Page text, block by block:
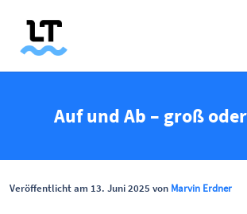
Auf und Ab – groß
Veröffentlicht am 13. Juni 2025 von Marvin Erdner